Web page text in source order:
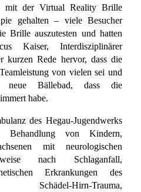
mit der Virtual Reality Brille
gehalten – viele Besucher
Brille auszutesten und hatten
Kaiser, Interdisziplinärer
kurzen Rede hervor, dass die
von vielen sei und
neue Bällebad, dass die
habe.
des Hegau-Jugendwerks
von Kindern,
mit neurologischen
nach Schlaganfall,
Erkrankungen des
Hirn-Trauma,